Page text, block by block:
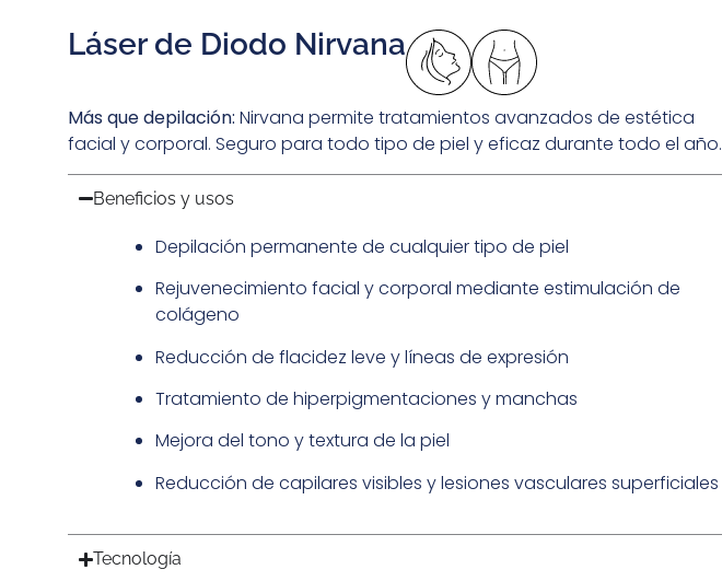
Láser de Diodo Nirvana
Más que depilación: Nirvana permite tratamientos avanzados de estética
facial y corporal. Seguro para todo tipo de piel y eficaz durante todo el año.
Beneficios y usos
Depilación permanente de cualquier tipo de piel
Rejuvenecimiento facial y corporal mediante estimulación de
colágeno
Reducción de flacidez leve y líneas de expresión
Tratamiento de hiperpigmentaciones y manchas
Mejora del tono y textura de la piel
Reducción de capilares visibles y lesiones vasculares superficiales
Tecnología